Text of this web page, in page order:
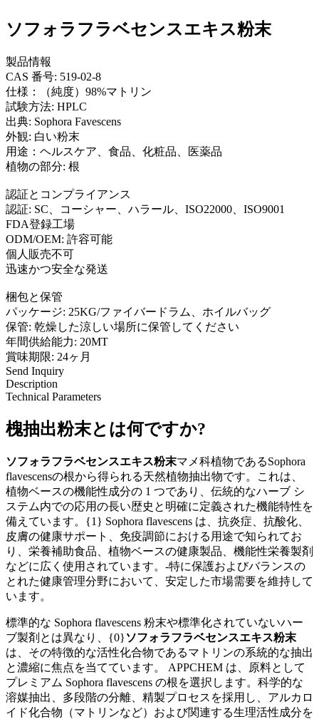
ソフォラフラベセンスエキス粉末
製品情報
CAS 番号: 519-02-8
仕様：（純度）98%マトリン
試験方法: HPLC
出典: Sophora Favescens
外観: 白い粉末
用途：ヘルスケア、食品、化粧品、医薬品
植物の部分: 根
認証とコンプライアンス
認証: SC、コーシャー、ハラール、ISO22000、ISO9001
FDA登録工場
ODM/OEM: 許容可能
個人販売不可
迅速かつ安全な発送
梱包と保管
パッケージ: 25KG/ファイバードラム、ホイルバッグ
保管: 乾燥した涼しい場所に保管してください
年間供給能力: 20MT
賞味期限: 24ヶ月
Send Inquiry
Description
Technical Parameters
槐抽出粉末とは何ですか?
ソフォラフラベセンスエキス粉末マメ科植物であるSophora
flavescensの根から得られる天然植物抽出物です。これは、
植物ベースの機能性成分の 1 つであり、伝統的なハーブ シ
ステム内での応用の長い歴史と明確に定義された機能特性を
備えています。{1} Sophora flavescens は、抗炎症、抗酸化、
皮膚の健康サポート、免疫調節における用途で知られてお
り、栄養補助食品、植物ベースの健康製品、機能性栄養製剤
などに広く使用されています。-特に保護およびバランスの
とれた健康管理分野において、安定した市場需要を維持して
います。
標準的な Sophora flavescens 粉末や標準化されていないハー
ブ製剤とは異なり、{0}ソフォラフラベセンスエキス粉末
は、その特徴的な活性化合物であるマトリンの系統的な抽出
と濃縮に焦点を当てています。 APPCHEM は、原料として
プレミアム Sophora flavescens の根を選択します。科学的な
溶媒抽出、多段階の分離、精製プロセスを採用し、アルカロ
イド化合物（マトリンなど）および関連する生理活性成分を